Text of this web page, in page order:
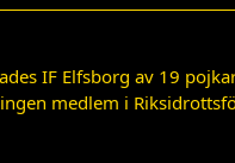
IF Elfsborg av 19
medlem i